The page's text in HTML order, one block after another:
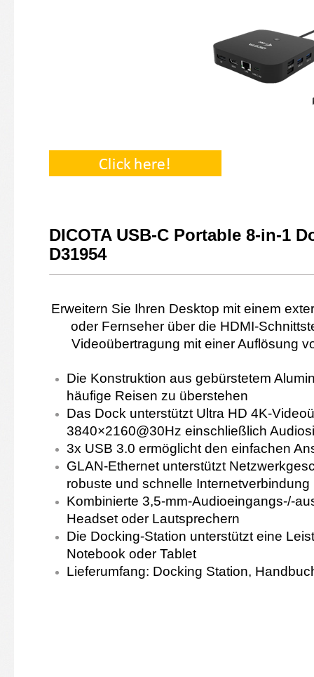
DICOTA USB-C Portable 8-in-1
D31954
Erweitern Sie Ihren Desktop mit einem
oder Fernseher über die HDMI-
Videoübertragung mit einer Auflösung
Die Konstruktion aus gebürstetem
häufige Reisen zu überstehen
Das Dock unterstützt Ultra HD 4K-
3840×2160@30Hz einschließlich
3x USB 3.0 ermöglicht den einfachen
GLAN-Ethernet unterstützt
robuste und schnelle Internetverbindung
Kombinierte 3,5-mm-Audioeingangs-/-
Headset oder Lautsprechern
Die Docking-Station unterstützt eine
Notebook oder Tablet
Lieferumfang: Docking Station,